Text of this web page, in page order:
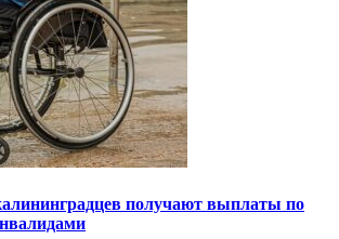
получают выплаты по